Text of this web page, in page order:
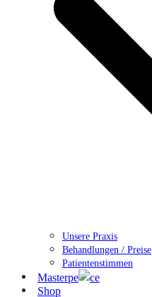
Unsere Praxis
Behandlungen / Preise
Patientenstimmen
Masterpe
ce
Shop